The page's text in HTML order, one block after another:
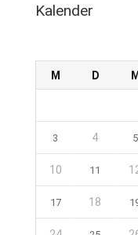
Kalender
M D
3 4 5
10 11
17 18